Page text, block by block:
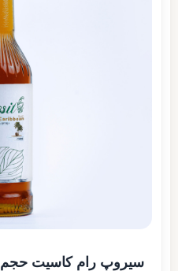
سیروپ رام کاسیت حجم ۱۰۰۰ میل